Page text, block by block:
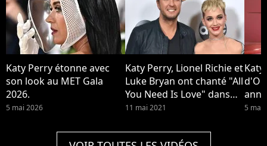
Katy Perry étonne avec
son look au MET Gala
2026.
5 mai 2026
Katy Perry, Lionel Richie et
Luke Bryan ont chanté "All
You Need Is Love" dans
American Idol. Luke Bryan
jambes de Katy Perry, elle
11 mai 2021 5